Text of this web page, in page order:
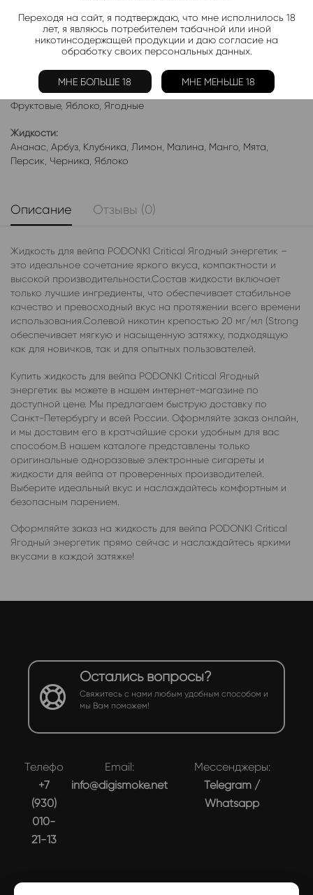
Добавить в избранное
Категории: Жидкость PODONKI Critical
Ананас
Арбуз ,Бабл-Гам, Банан, Виноград, Вишня,Гранат
Клубника,Лимон,Манго, Мороженое,Мята,Персик
Фруктовые, Яблоко Ягодные
Жидкости:
Ананас Арбуз Клубника Лимон Малина Манго Мята
Персик Черника Яблоко
Описание Отзывы (0)
Жидкость для вейпа PODONKI Critical Ягодный энергетик –
это идеальное сочетание яркого вкуса, компактности и
высокой производительности.Состав жидкости включает
только лучшие ингредиенты, что обеспечивает стабильное
качество и превосходный вкус на протяжении всего времени
использования.Солевой никотин крепостью 20 мг/мл (Strong
обеспечивает мягкую и насыщенную затяжку, подходящую
как для новичков, так и для опытных пользователей.
Купить жидкость для вейпа PODONKI Critical Ягодный
энергетик вы можете в нашем интернет-магазине по
доступной цене. Мы предлагаем быструю доставку по
Санкт-Петербургу и всей России. Оформляйте заказ онлайн,
и мы доставим его в кратчайшие сроки удобным для вас
способом.В нашем каталоге представлены только
оригинальные одноразовые электронные сигареты и
жидкости для вейпа от проверенных производителей.
Выберите идеальный вкус и наслаждайтесь комфортным и
безопасным парением.
Оформляйте заказ на жидкость для вейпа PODONKI Critical
Ягодный энергетик прямо сейчас и наслаждайтесь яркими
вкусами в каждой затяжке!
Остались вопросы?
Свяжитесь с нами любым удобным способом и
мы Вам поможем!
Телефон:
+7
(930)
010-
21-13
Email:
info@digismoke.net
Мессенджеры:
Telegram /
Whatsapp
Переходя на сайт, я подтверждаю, что мне исполнилось 18
лет, я являюсь потребителем табачной или иной
никотинсодержащей продукции и даю согласие на
обработку своих персональных данных.
МНЕ БОЛЬШЕ 18 МНЕ МЕНЬШЕ 18